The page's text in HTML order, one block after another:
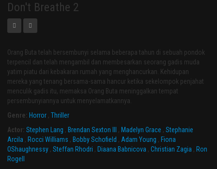
Don't Breathe 2
Orang Buta telah bersembunyi selama beberapa tahun di sebuah pondok
terpencil dan telah mengambil dan membesarkan seorang gadis muda
yatim piatu dari kebakaran rumah yang menghancurkan. Kehidupan
mereka yang tenang bersama-sama hancur ketika sekelompok penjahat
menculik gadis itu, memaksa Orang Buta meninggalkan tempat
persembunyiannya untuk menyelamatkannya.
Genre: Horror , Thriller
Actor: Stephen Lang , Brendan Sexton III , Madelyn Grace , Stephanie
Arcila , Rocci Williams , Bobby Schofield , Adam Young , Fiona
OShaughnessy , Steffan Rhodri , Diaana Babnicova , Christian Zagia , Ron
Rogell